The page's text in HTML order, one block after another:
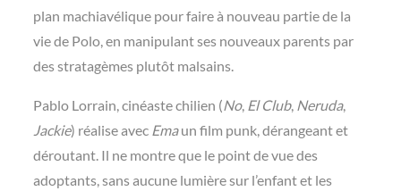
plan machiavélique pour faire à nouveau partie de la
vie de Polo, en manipulant ses nouveaux parents par
des stratagèmes plutôt malsains.
Pablo Lorrain, cinéaste chilien (No, El Club, Neruda,
Jackie) réalise avec Emaun film punk, dérangeant et
déroutant. Il ne montre que le point de vue des
adoptants, sans aucune lumière sur l’enfant et les